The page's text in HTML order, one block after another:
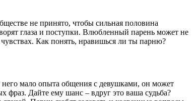
не принято, чтобы сильная половина
глаза и поступки. Влюбленный парень может не
Как понять, нравишься ли ты парню?
мало опыта общения с девушками, он может
фраз. Дайте ему шанс – вдруг это ваша судьба?